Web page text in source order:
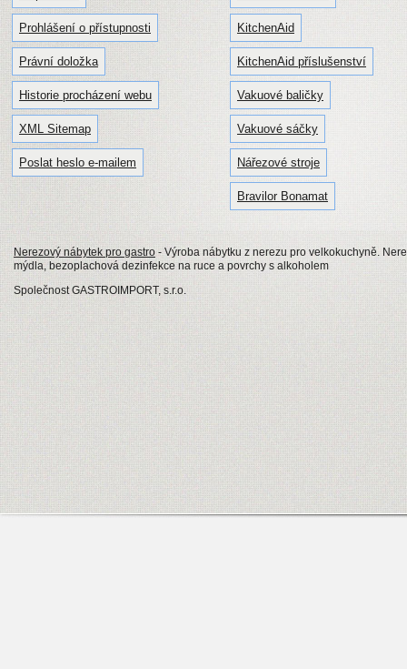
Prohlášení o přístupnosti
Právní doložka
Historie procházení webu
XML Sitemap
Poslat heslo e-mailem
KitchenAid
KitchenAid příslušenství
Vakuové baličky
Vakuové sáčky
Nářezové stroje
Bravilor Bonamat
Nerezový nábytek pro gastro - Výroba nábytku z nerezu pro velkokuchyně.
mýdla, bezoplachová dezinfekce na ruce a povrchy s alkoholem
Společnost GASTROIMPORT, s.r.o.